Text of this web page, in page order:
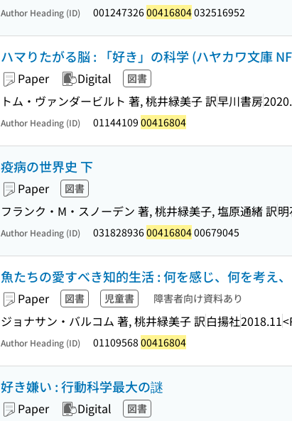
Author Heading (ID) 00124732600416804032516952
ハマりたがる脳 : 「好き」の科学 (ハヤカワ文庫
Paper Digital 図書
トム・ヴァンダービルト 著, 桃井緑美子 訳早川書房
Author Heading (ID) 01144109 00416804
疫病の世界史 下
Paper 図書
フランク・M・スノーデン 著, 桃井緑美子, 塩原通緒 訳
Author Heading (ID) 0318289360041680400679045
魚たちの愛すべき知的生活 : 何を感じ、何を考え
Paper 図書 児童書 障害者向け資料あり
ジョナサン・バルコム 著, 桃井緑美子 訳白揚社2018.11
Author Heading (ID) 01109568 00416804
好き嫌い : 行動科学最大の謎
Paper Digital 図書